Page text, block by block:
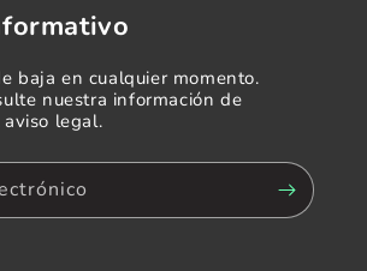
baja en cualquier momento.
nuestra información de
legal.